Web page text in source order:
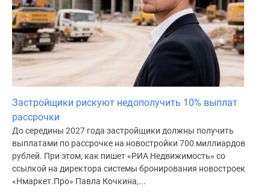
Застройщики рискуют недополучить 10% выплат
рассрочки
До середины 2027 года застройщики должны получить
выплатами по рассрочке на новостройки 700 миллиардов
рублей. При этом, как пишет «РИА Недвижимость» со
ссылкой на директора системы бронирования новостроек
«Нмаркет.Про» Павла Кочкина,...